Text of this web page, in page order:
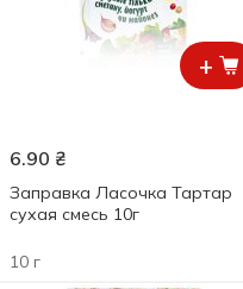
+
6.90 ₴
Заправка Ласочка Тартар
сухая смесь 10г
10 г